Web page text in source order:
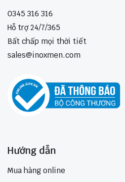
0345 316 316
Hỗ trợ 24/7/365
Bất chấp mọi thời tiết
sales@inoxmen.com
Hướng dẫn
Mua hàng online